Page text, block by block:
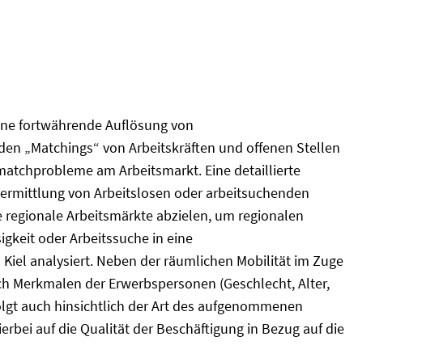
fortwährende Auflösung von
„Matchings“ von Arbeitskräften und offenen Stellen
am Arbeitsmarkt. Eine detaillierte
von Arbeitslosen oder arbeitsuchenden
Arbeitsmärkte abzielen, um regionalen
oder Arbeitssuche in eine
analysiert. Neben der räumlichen Mobilität im Zuge
der Erwerbspersonen (Geschlecht, Alter,
auch hinsichtlich der Art des aufgenommenen
auf die Qualität der Beschäftigung in Bezug auf die